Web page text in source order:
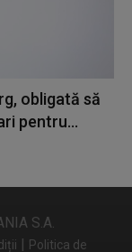
obligată să
pentru...
S.A.
| Politica de